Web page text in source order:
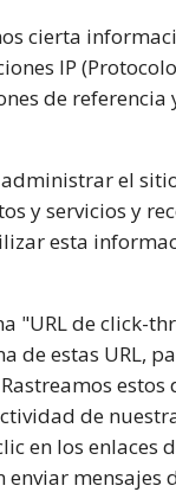
cierta
IP
de
el
y servicios y
esta
"URL de click-
de estas URL,
de
en los enlaces
mensajes